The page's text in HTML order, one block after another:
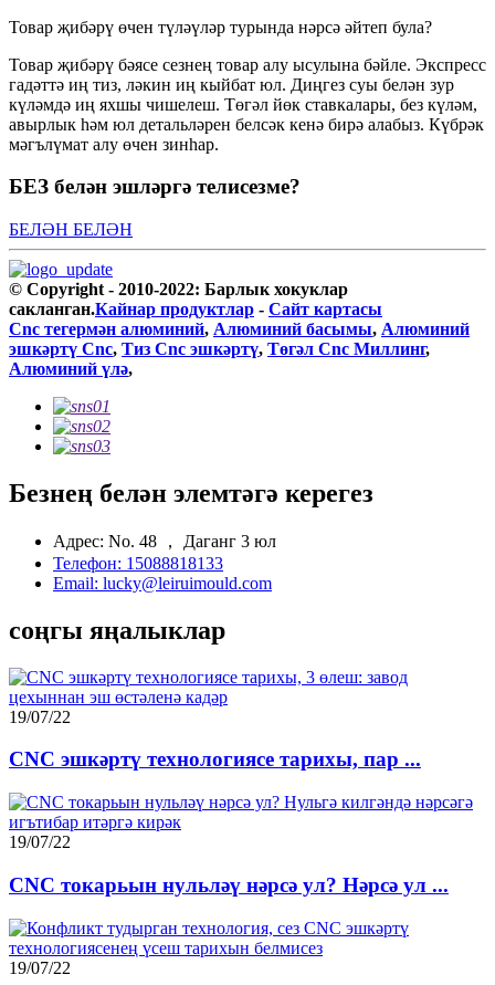
Товар җибәрү өчен түләүләр турында нәрсә әйтеп була?
Товар җибәрү бәясе сезнең товар алу ысулына бәйле. Экспресс
гадәттә иң тиз, ләкин иң кыйбат юл. Диңгез суы белән зур
күләмдә иң яхшы чишелеш. Төгәл йөк ставкалары, без күләм,
авырлык һәм юл детальләрен белсәк кенә бирә алабыз. Күбрәк
мәгълүмат алу өчен зинһар.
БЕЗ белән эшләргә телисезме?
БЕЛӘН БЕЛӘН
© Copyright - 2010-2022: Барлык хокуклар
сакланган.Кайнар продуктлар - Сайт картасы
Cnc тегермән алюминий, Алюминий басымы, Алюминий
эшкәртү Cnc, Тиз Cnc эшкәртү, Төгәл Cnc Миллинг,
Алюминий үлә,
Безнең белән элемтәгә керегез
Адрес: No. 48 ， Даганг 3 юл
Телефон: 15088818133
Email: lucky@leiruimould.com
соңгы яңалыклар
19/07/22
CNC эшкәртү технологиясе тарихы, пар ...
19/07/22
CNC токарьын нульләү нәрсә ул? Нәрсә ул ...
19/07/22